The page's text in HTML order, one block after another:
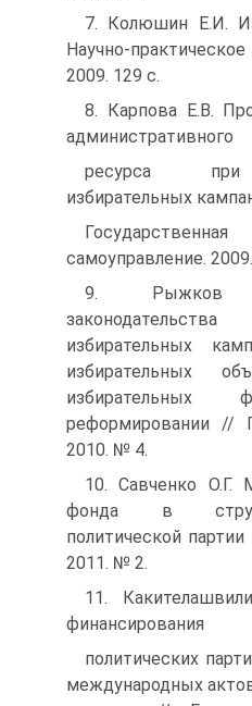
7. Колюшин Е.И.
Научно-
2009. 129 с.
8. Карпова Е.В.
административного
ресурса при
избирательных
самоуправление.
9. Рыжков
избирательных
избирательных
реформировании //
2010. № 4.
10. Савченко О.Г.
фонда в
политической
2011. № 2.
11.
финансирования
политических
международных